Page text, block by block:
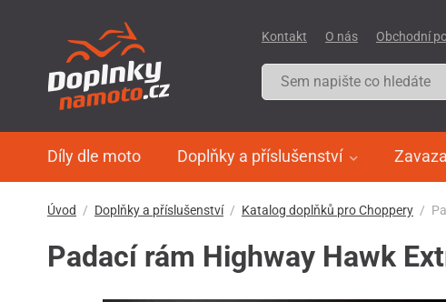
Díly dle moto Doplňky a příslušenství
Kontakt O nás Obchodní
Úvod Doplňky a příslušenství Katalog doplňků pro Choppery
Padací rám Highway Hawk